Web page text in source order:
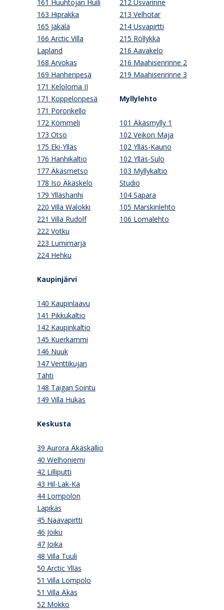
161 Huuhtojan Huili
163 Hiprakka
165 Jäkälä
166 Arctic Villa
Lapland
168 Arvokas
169 Hanhenpesä
171 Keloloma II
171 Koppelonpesä
171 Poronkello
172 Kömmeli
173 Otso
175 Eki-Ylläs
176 Hanhikaltio
177 Äkäsmetso
178 Iso Äkäskelo
179 Ylläshanhi
220 Villa Walokki
221 Villa Rudolf
222 Votku
223 Lumimarja
224 Hehku
Kaupinjärvi
140 Kaupinlaavu
141 Pikkukaltio
142 Kaupinkaltio
145 Kuerkammi
146 Nuuk
147 Venttikujan
Tähti
148 Taigan Sointu
149 Villa Hukas
Keskusta
39 Aurora Äkäskallio
40 Welhoniemi
42 Lilliputti
43 Hil-Lak-Ka
44 Lompolon
Lapikas
45 Naavapirtti
46 Joiku
47 Joika
48 Villa Tuuli
50 Arctic Ylläs
51 Villa Lompolo
51 Villa Äkäs
52 Mokko
212 Usvarinne
213 Velhotar
214 Usvapirtti
215 Röllykkä
216 Aavakelo
216 Maahisenrinne 2
219 Maahisenrinne 3
Myllylehto
101 Äkäsmylly 1
102 Veikon Maja
102 Ylläs-Kauno
102 Ylläs-Sulo
103 Myllykaltio
Studio
104 Sapara
105 Marskinlehto
106 Lomalehto